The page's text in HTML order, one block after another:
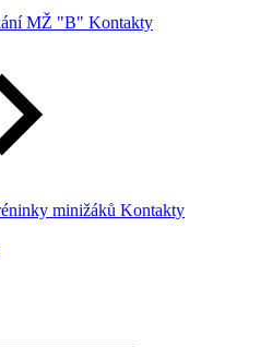
MŽ "B" Kontakty
minižáků Kontakty